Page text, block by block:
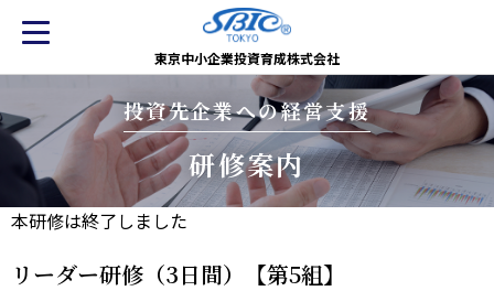
東京中小企業投資育成株式会社
投資先企業への経営支援
研修案内
本研修は終了しました
リーダー研修（3日間）【第5組】